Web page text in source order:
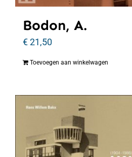
Bodon, A.
€21,50
Toevoegen aan winkelwagen